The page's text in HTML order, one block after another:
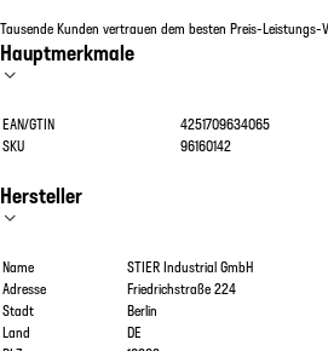
Tausende Kunden vertrauen dem besten Preis-Leistungs-
Hauptmerkmale
EAN/GTIN
4251709634065
SKU
96160142
Hersteller
Name
STIER Industrial GmbH
Adresse
Friedrichstraße 224
Stadt
Berlin
Land
DE